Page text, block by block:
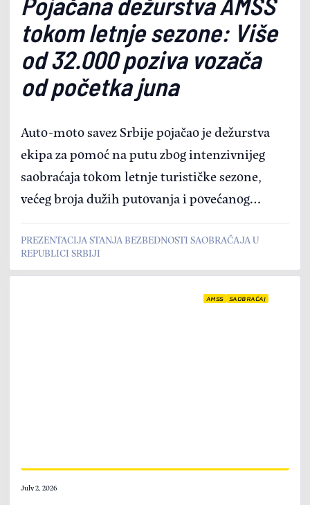
tokom letnje sezone: Više
od 32.000 poziva vozača
od početka juna
Auto-moto savez Srbije pojačao je dežurstva
ekipa za pomoć na putu zbog intenzivnijeg
saobraćaja tokom letnje turističke sezone,
većeg broja dužih putovanja i povećanog
tranzita kroz Srbiju, saopšteno je na današnjoj
prezentaciji stanja bezbednosti saobraćaja u
obradio je 32.222 poziva, dok je u Srbiji i
PREZENTACIJA STANJA BEZBEDNOSTI SAOBRAĆAJA U
REPUBLICI SRBIJI
AMSS SAOBRAĆAJ
July 2, 2026